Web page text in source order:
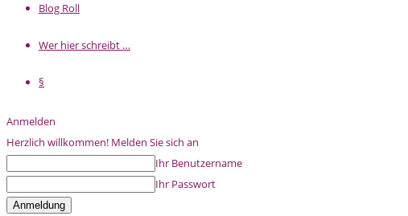
Blog Roll
Wer hier schreibt …
§
Anmelden
Herzlich willkommen! Melden Sie sich an
Ihr Benutzername
Ihr Passwort